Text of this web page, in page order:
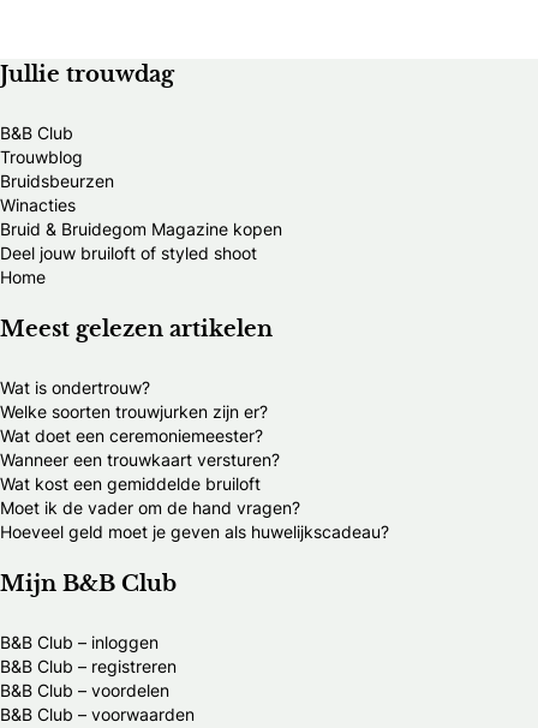
Jullie trouwdag
B&B Club
Trouwblog
Bruidsbeurzen
Winacties
Bruid & Bruidegom Magazine kopen
Deel jouw bruiloft of styled shoot
Home
Meest gelezen artikelen
Wat is ondertrouw?
Welke soorten trouwjurken zijn er?
Wat doet een ceremoniemeester?
Wanneer een trouwkaart versturen?
Wat kost een gemiddelde bruiloft
Moet ik de vader om de hand vragen?
Hoeveel geld moet je geven als huwelijkscadeau?
Mijn B&B Club
B&B Club – inloggen
B&B Club – registreren
B&B Club – voordelen
B&B Club – voorwaarden